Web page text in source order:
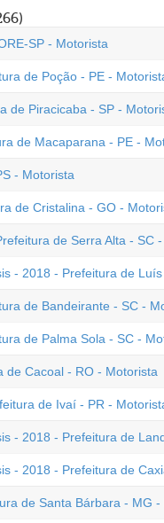
SP - Motorista
de Poção - PE -
de Piracicaba - SP -
de Macaparana - PE -
- Motorista
de Cristalina - GO -
de Serra Alta - SC
- 2018 - Prefeitura de
de Bandeirante - SC -
de Palma Sola - SC -
de Cacoal - RO - Motorista
de Ivaí - PR -
- 2018 - Prefeitura de
- 2018 - Prefeitura de
de Santa Bárbara - MG -